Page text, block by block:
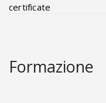
certificate
Formazione